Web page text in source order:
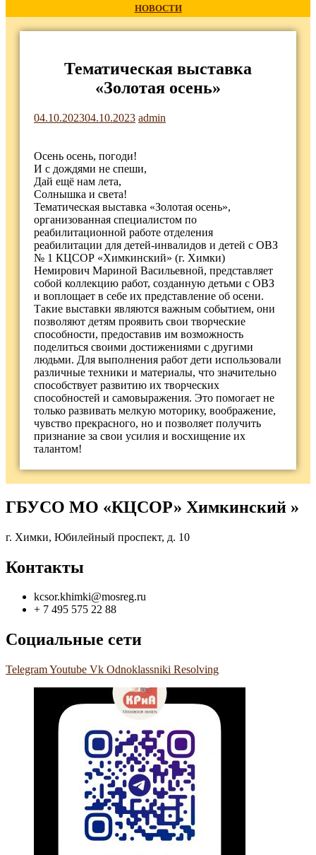
НОВОСТИ
Тематическая выставка
«Золотая осень»
04.10.202304.10.2023 admin
Осень осень, погоди!
И с дождями не спеши,
Дай ещё нам лета,
Солнышка и света!
Тематическая выставка «Золотая осень»,
организованная специалистом по
реабилитационной работе отделения
реабилитации для детей-инвалидов и детей с ОВЗ
№ 1 КЦСОР «Химкинский» (г. Химки)
Немирович Мариной Васильевной, представляет
собой коллекцию работ, созданную детьми с ОВЗ
и воплощает в себе их представление об осени.
Такие выставки являются важным событием, они
позволяют детям проявить свои творческие
способности, предоставив им возможность
поделиться своими достижениями с другими
людьми. Для выполнения работ дети использовали
различные техники и материалы, что значительно
способствует развитию их творческих
способностей и самовыражения. Это помогает не
только развивать мелкую моторику, воображение,
чувство прекрасного, но и позволяет получить
признание за свои усилия и восхищение их
талантом!
ГБУСО МО «КЦСОР» Химкинский »
г. Химки, Юбилейный проспект, д. 10
Контакты
kcsor.khimki@mosreg.ru
+ 7 495 575 22 88
Социальные сети
TelegramYoutube Vk Odnoklassniki Resolving